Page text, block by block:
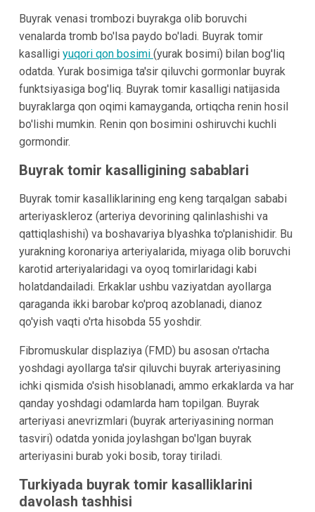
Buyrak venasi trombozi buyrakga olib boruvchi
venalarda tromb bo'lsa paydo bo'ladi. Buyrak tomir
kasalligi yuqori qon bosimi (yurak bosimi) bilan bog'liq
odatda. Yurak bosimiga ta'sir qiluvchi gormonlar buyrak
funktsiyasiga bog'liq. Buyrak tomir kasalligi natijasida
buyraklarga qon oqimi kamayganda, ortiqcha renin hosil
bo'lishi mumkin. Renin qon bosimini oshiruvchi kuchli
gormondir.
Buyrak tomir kasalligining sabablari
Buyrak tomir kasalliklarining eng keng tarqalgan sababi
arteriyaskleroz (arteriya devorining qalinlashishi va
qattiqlashishi) va boshavariya blyashka to'planishidir. Bu
yurakning koronariya arteriyalarida, miyaga olib boruvchi
karotid arteriyalaridagi va oyoq tomirlaridagi kabi
holatdandailadi. Erkaklar ushbu vaziyatdan ayollarga
qaraganda ikki barobar ko'proq azoblanadi, dianoz
qo'yish vaqti o'rta hisobda 55 yoshdir.
Fibromuskular displaziya (FMD) bu asosan o'rtacha
yoshdagi ayollarga ta'sir qiluvchi buyrak arteriyasining
ichki qismida o'sish hisoblanadi, ammo erkaklarda va har
qanday yoshdagi odamlarda ham topilgan. Buyrak
arteriyasi anevrizmlari (buyrak arteriyasining norman
tasviri) odatda yonida joylashgan bo'lgan buyrak
arteriyasini burab yoki bosib, toray tiriladi.
Turkiyada buyrak tomir kasalliklarini
davolash tashhisi